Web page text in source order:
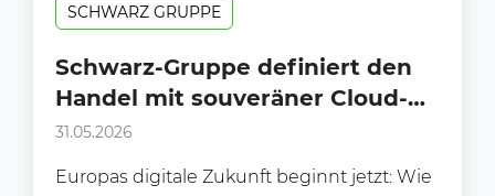
SCHWARZ GRUPPE
Schwarz-Gruppe definiert den
Handel mit souveräner Cloud-
Technologie neu
31.05.2026
Europas digitale Zukunft beginnt jetzt: Wie